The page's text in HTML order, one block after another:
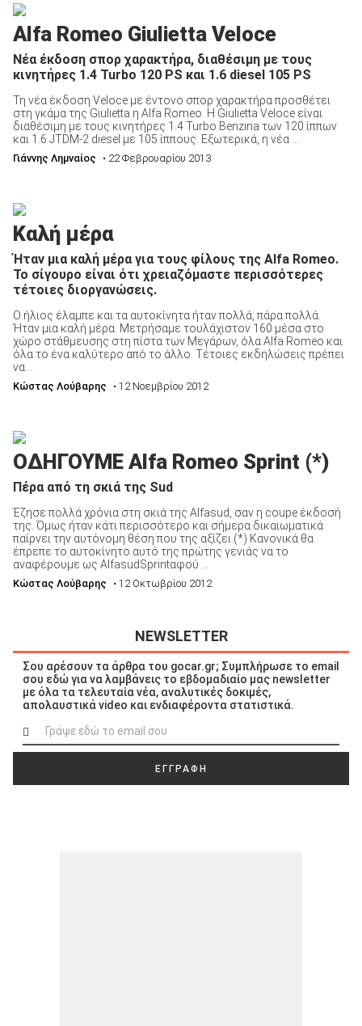
Alfa Romeo Giulietta Veloce
Nέα έκδοση σπορ χαρακτήρα, διαθέσιμη με τους
κινητήρες 1.4 Turbo 120 PS και 1.6 diesel 105 PS
Τη νέα έκδοση Veloce με έντονο σπορ χαρακτήρα προσθέτει
στη γκάμα της Giulietta η Alfa Romeo. Η Giulietta Veloce είναι
διαθέσιμη με τους κινητήρες 1.4 Turbo Benzina των 120 ίππων
και 1.6 JTDM-2 diesel με 105 ίππους. Εξωτερικά, η νέα ...
Γιάννης Λημναίος • 22 Φεβρουαρίου 2013
Καλή μέρα
Ήταν μια καλή μέρα για τους φίλους της Alfa Romeo.
Το σίγουρο είναι ότι χρειαζόμαστε περισσότερες
τέτοιες διοργανώσεις.
Ο ήλιος έλαμπε και τα αυτοκίνητα ήταν πολλά, πάρα πολλά.
Ήταν μια καλή μέρα. Μετρήσαμε τουλάχιστον 160 μέσα στο
χώρο στάθμευσης στη πίστα των Μεγάρων, όλα Alfa Romeo και
όλα το ένα καλύτερο από το άλλο. Τέτοιες εκδηλώσεις πρέπει
να ...
Κώστας Λούβαρης • 12 Νοεμβρίου 2012
ΟΔΗΓΟΥΜΕ Alfa Romeo Sprint (*)
Πέρα από τη σκιά της Sud
Έζησε πολλά χρόνια στη σκιά της Alfasud, σαν η coupe έκδοσή
της. Όμως ήταν κάτι περισσότερο και σήμερα δικαιωματικά
παίρνει την αυτόνομη θέση που της αξίζει.(*) Κανονικά θα
έπρεπε το αυτοκίνητο αυτό της πρώτης γενιάς να το
αναφέρουμε ως AlfasudSprintαφού ...
Κώστας Λούβαρης • 12 Οκτωβρίου 2012
NEWSLETTER
Σου αρέσουν τα άρθρα του gocar.gr; Συμπλήρωσε το email
σου εδώ για να λαμβάνεις το εβδομαδιαίο μας newsletter
με όλα τα τελευταία νέα, αναλυτικές δοκιμές,
απολαυστικά video και ενδιαφέροντα στατιστικά.
ΕΓΓΡΑΦΗ